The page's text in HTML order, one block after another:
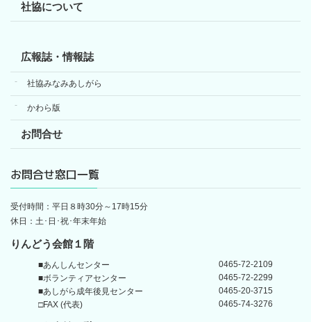
社協について
広報誌・情報誌
社協みなみあしがら
かわら版
お問合せ
お問合せ窓口一覧
受付時間：平日８時30分～17時15分
休日：土･日･祝･年末年始
りんどう会館１階
■あんしんセンター
0465-72-2109
■ボランティアセンター
0465-72-2299
■あしがら成年後見センター
0465-20-3715
□FAX (代表)
0465-74-3276